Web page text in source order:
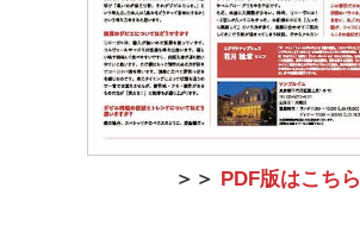
＞＞ PDF版はこちら